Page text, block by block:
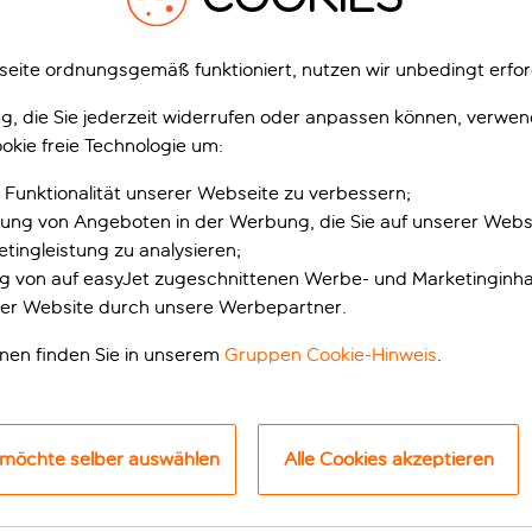
über sechs Jahren liegt in einer abgeschiedenen Bucht
grüne Berge. Dieses Hotel wurde erst im letzten Jahr
dich am Infinity-Pool, lege dich an den
im Freien und gönn dir eine Massage am Strand.
zu finden. Und wenn du gerne aktiv bleibst, gibt es
ordnungsgemäß funktioniert, nutzen wir unbedingt
die Sie jederzeit widerrufen oder anpassen können,
freie Technologie um:
unserer Webseite zu verbessern;
von Angeboten in der Werbung, die Sie auf unserer
zu analysieren;
von auf easyJet zugeschnittenen Werbe- und
Website durch unsere Werbepartner.
finden Sie in unserem Gruppen Cookie-Hinweis.
selber auswählen Alle Cookies akzeptieren